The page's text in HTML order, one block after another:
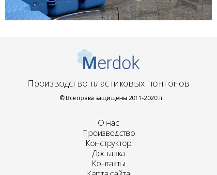
Производство пластиковых понтонов
© Все права защищены 2011-2020 гг.
О нас
Производство
Конструктор
Доставка
Контакты